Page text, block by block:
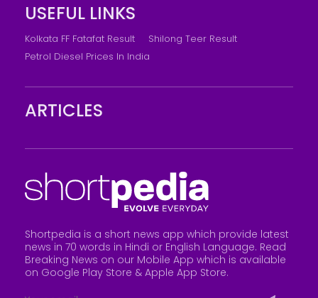
USEFUL LINKS
Kolkata FF Fatafat Result
Shilong Teer Result
Petrol Diesel Prices In India
ARTICLES
Shortpedia is a short news app which provide latest
news in 70 words in Hindi or English Language. Read
Breaking News on our Mobile App which is available
on Google Play Store & Apple App Store.